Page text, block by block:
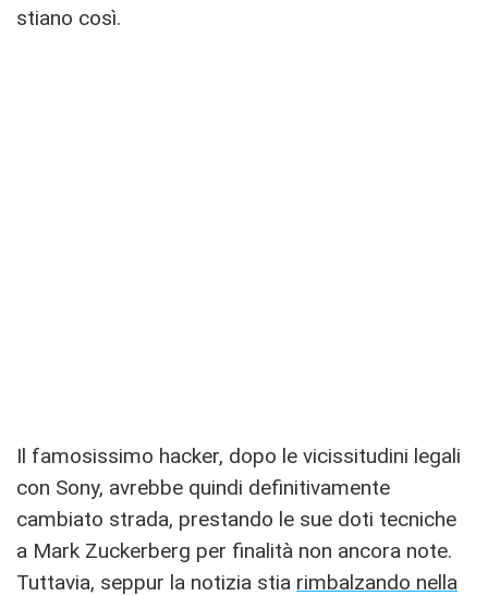
stiano così.
Il famosissimo hacker, dopo le vicissitudini legali
con Sony, avrebbe quindi definitivamente
cambiato strada, prestando le sue doti tecniche
a Mark Zuckerberg per finalità non ancora note.
Tuttavia, seppur la notizia stia rimbalzando nella